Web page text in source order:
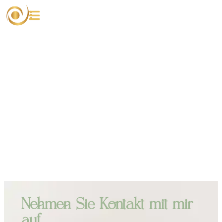
Nehmen Sie Kontakt mit mir